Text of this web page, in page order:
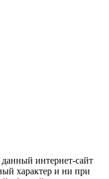
интернет-сайт
характер и ни при